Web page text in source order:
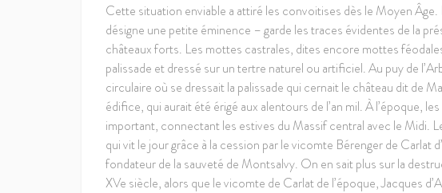
Cette situation enviable a attiré les convoitises dès le Moyen
désigne une petite éminence – garde les traces évidentes de la
châteaux forts. Les mottes castrales, dites encore mottes
palissade et dressé sur un tertre naturel ou artificiel. Au puy de
circulaire où se dressait la palissade qui cernait le château dit de
édifice, qui aurait été érigé aux alentours de l’an mil. À l’époque,
important, connectant les estives du Massif central avec le Midi.
qui vit le jour grâce à la cession par le vicomte Bérenger de Carlat
fondateur de la sauveté de Montsalvy. On en sait plus sur la
XVe siècle, alors que le vicomte de Carlat de l’époque, Jacques